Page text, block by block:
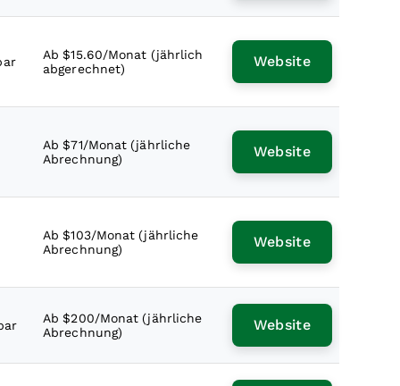
Ab $15.60/Monat (jährlich
abgerechnet)
Website
Ab $71/Monat (jährliche
Abrechnung)
Website
Ab $103/Monat (jährliche
Abrechnung)
Website
Ab $200/Monat (jährliche
Abrechnung)
Website